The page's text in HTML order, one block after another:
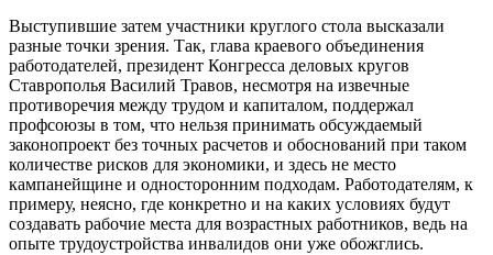
Выступившие затем участники круглого стола высказали
разные точки зрения. Так, глава краевого объединения
работодателей, президент Конгресса деловых кругов
Ставрополья Василий Травов, несмотря на извечные
противоречия между трудом и капиталом, поддержал
профсоюзы в том, что нельзя принимать обсуждаемый
законопроект без точных расчетов и обоснований при таком
количестве рисков для экономики, и здесь не место
кампанейщине и односторонним подходам. Работодателям, к
примеру, неясно, где конкретно и на каких условиях будут
создавать рабочие места для возрастных работников, ведь на
опыте трудоустройства инвалидов они уже обожглись.